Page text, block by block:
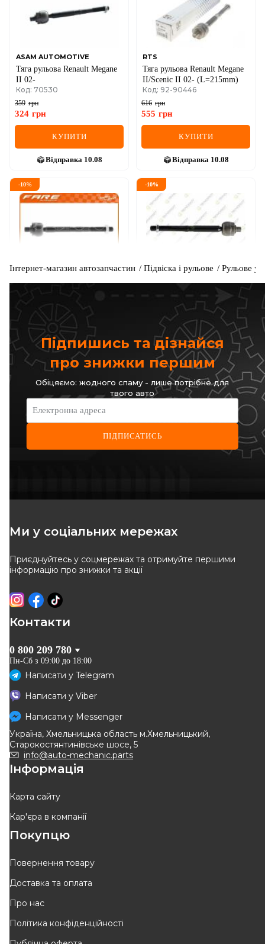
ASAM AUTOMOTIVE
Тяга рульова Renault Megane
II 02-
Код: 70530
359 грн
324 грн
КУПИТИ
Відправка 10.08
RTS
Тяга рульова Renault Megane
II/Scenic II 02- (L=215mm)
Код: 92-90446
616 грн
555 грн
КУПИТИ
Відправка 10.08
-10%
FARE SA
грн
КУПИТИ
Відправка
-10%
TEKNOROT
Renault Megane, Scenic 04–
грн
КУПИТИ
Відправка 10.08
278 грн
КУПИТИ
-10%
421 грн
КУПИТИ
-10 %
APlus
Осьовий шарнір
Код: 14497AP
365 грн
329 грн
КУПИТИ
Відправка
956 грн
- 10 %
Schaeffler FAG
II 02-08, L=R
Інтернет-магазин автозапчастин Підвіска і рульове Рульове
Підпишись та дізнайся
про знижки першим
Обіцяємо: жодного спаму - лише потрібне для
твого авто
Електронна адреса
ПІДПИСАТИСЬ
Ми у соціальних мережах
Приєднуйтесь у соцмережах та отримуйте першими
інформацію про знижки та акції
Контакти
0 800 209 780
Пн-Сб з 09:00 до 18:00
Написати у Telegram
Написати у Viber
Написати у Messenger
Україна, Хмельницька область м.Хмельницький,
Старокостянтинівське шосе, 5
info@auto-mechanic.parts
Інформація
Карта сайту
Кар'єра в компанії
Покупцю
Повернення товару
Доставка та оплата
Про нас
Політика конфіденційності